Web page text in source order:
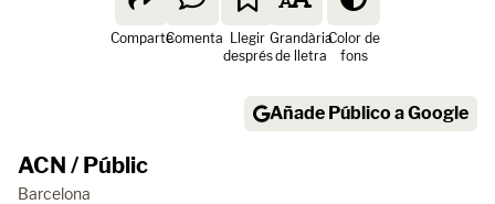
ComparteComenta Llegir
després
Grandària
de lletra
Color de
fons
Añade Público a Google
ACN / Públic
Barcelona